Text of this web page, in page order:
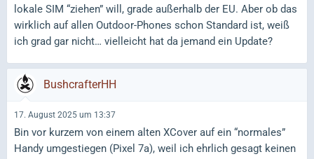
lokale SIM “ziehen” will, grade außerhalb der EU. Aber ob das
wirklich auf allen Outdoor-Phones schon Standard ist, weiß
ich grad gar nicht… vielleicht hat da jemand ein Update?
BushcrafterHH
17. August 2025 um 13:37
Bin vor kurzem von einem alten XCover auf ein “normales”
Handy umgestiegen (Pixel 7a), weil ich ehrlich gesagt keinen